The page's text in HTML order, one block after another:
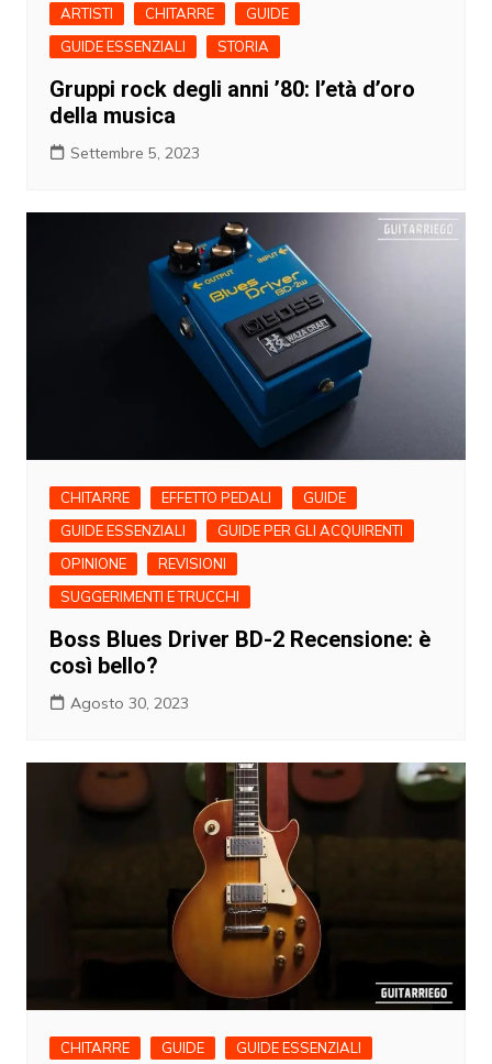
ARTISTI CHITARRE
GUIDE
GUIDE ESSENZIALI
STORIA
Gruppi rock degli anni ’80: l’età d’oro
della musica
Settembre 5, 2023
CHITARRE EFFETTO PEDALI
GUIDE
GUIDE ESSENZIALI
GUIDE PER GLI ACQUIRENTI
OPINIONE
REVISIONI
SUGGERIMENTI E TRUCCHI
Boss Blues Driver BD-2 Recensione: è
così bello?
Agosto 30, 2023
CHITARRE GUIDE
GUIDE ESSENZIALI